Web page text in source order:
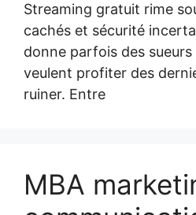
Streaming gratuit rime
cachés et sécurité
donne parfois des
veulent profiter des
ruiner. Entre
MBA